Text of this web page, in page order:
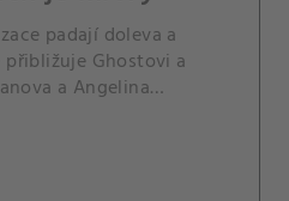
padají doleva a
přibližuje Ghostovi a
a Angelina